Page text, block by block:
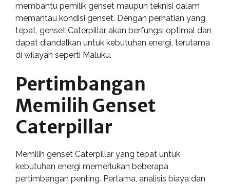
membantu pemilik genset maupun teknisi dalam
memantau kondisi genset. Dengan perhatian yang
tepat, genset Caterpillar akan berfungsi optimal dan
dapat diandalkan untuk kebutuhan energi, terutama
di wilayah seperti Maluku.
Pertimbangan
Memilih Genset
Caterpillar
Memilih genset Caterpillar yang tepat untuk
kebutuhan energi memerlukan beberapa
pertimbangan penting. Pertama, analisis biaya dan